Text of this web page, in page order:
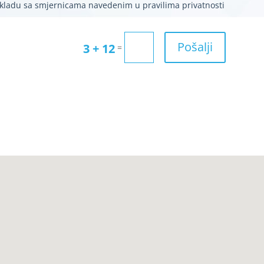
sa smjernicama navedenim u pravilima privatnosti
3 + 12 = Pošalji